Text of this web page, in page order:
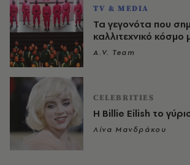
TV & MEDIA
Τα γεγονότα που
καλλιτεχνικό
A.V. Team
CELEBRITIES
Η Billie Eilish το
Λίνα Μανδράκου